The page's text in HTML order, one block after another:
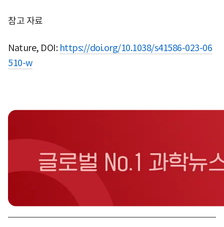
참고 자료
Nature, DOI: https://doi.org/10.1038/s41586-023-06
510-w